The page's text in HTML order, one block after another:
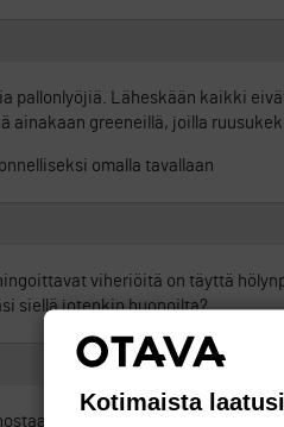
pallonlyöjiä. Läheskään kaikki
ainakaan greeneillä, joilla
omalla tavallaan
viheriöitä on täyttä
siellä jotenkin huonoilta?
jalkojaan kävellessään
Kotimaista